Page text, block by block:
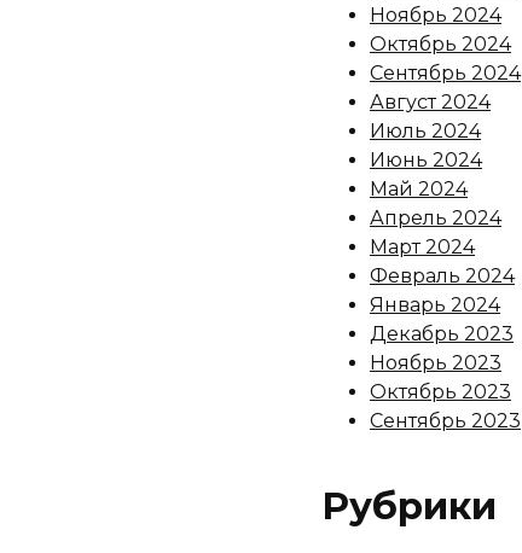
Ноябрь 2024
Октябрь 2024
Сентябрь 2024
Август 2024
Июль 2024
Июнь 2024
Май 2024
Апрель 2024
Март 2024
Февраль 2024
Январь 2024
Декабрь 2023
Ноябрь 2023
Октябрь 2023
Сентябрь 2023
Рубрики